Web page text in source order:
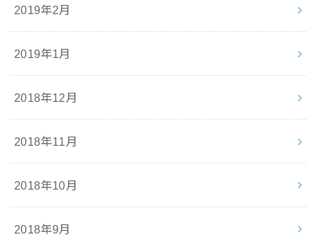
2019年2月
2019年1月
2018年12月
2018年11月
2018年10月
2018年9月